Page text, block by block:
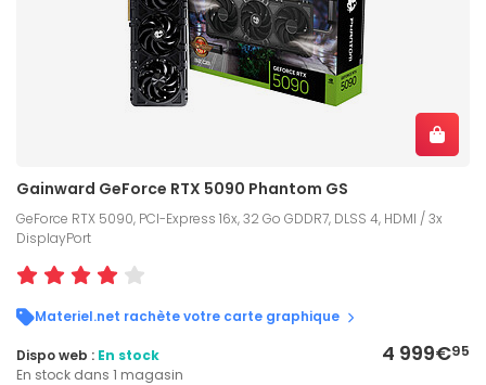
Gainward GeForce RTX 5090 Phantom GS
GeForce RTX 5090, PCI-Express 16x, 32 Go GDDR7, DLSS 4, HDMI / 3x
DisplayPort
Materiel.net rachète votre carte graphique
4 999€95
Dispo web : En stock
En stock dans 1 magasin